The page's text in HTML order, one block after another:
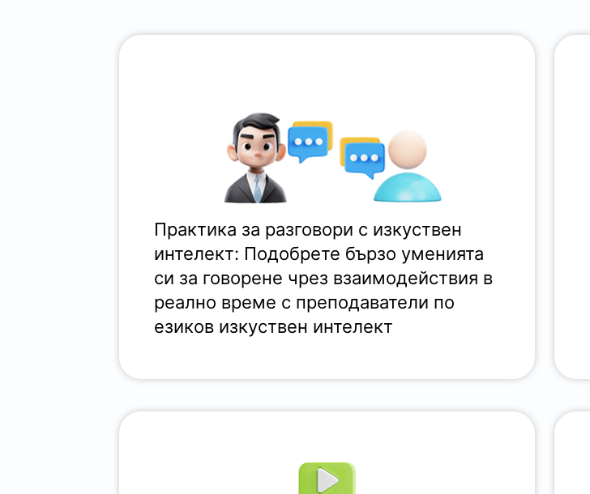
Практика за разговори с изкуствен
интелект: Подобрете бързо уменията
си за говорене чрез взаимодействия в
реално време с преподаватели по
езиков изкуствен интелект